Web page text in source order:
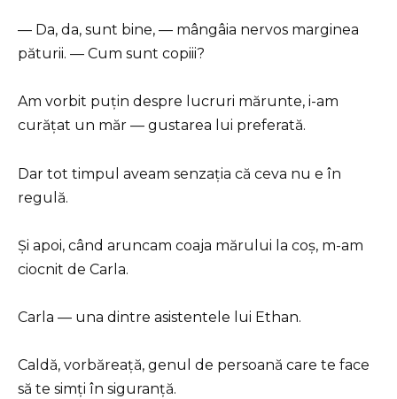
— Da, da, sunt bine, — mângâia nervos marginea
păturii. — Cum sunt copiii?
Am vorbit puțin despre lucruri mărunte, i-am
curățat un măr — gustarea lui preferată.
Dar tot timpul aveam senzația că ceva nu e în
regulă.
Și apoi, când aruncam coaja mărului la coș, m-am
ciocnit de Carla.
Carla — una dintre asistentele lui Ethan.
Caldă, vorbăreață, genul de persoană care te face
să te simți în siguranță.